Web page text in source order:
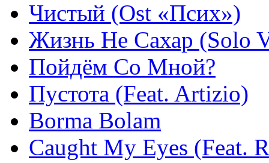
Чистый (Ost «Псих»)
Жизнь Не Сахар (Solo
Пойдём Со Мной?
Пустота (Feat. Artizio)
Borma Bolam
Caught My Eyes (Feat.